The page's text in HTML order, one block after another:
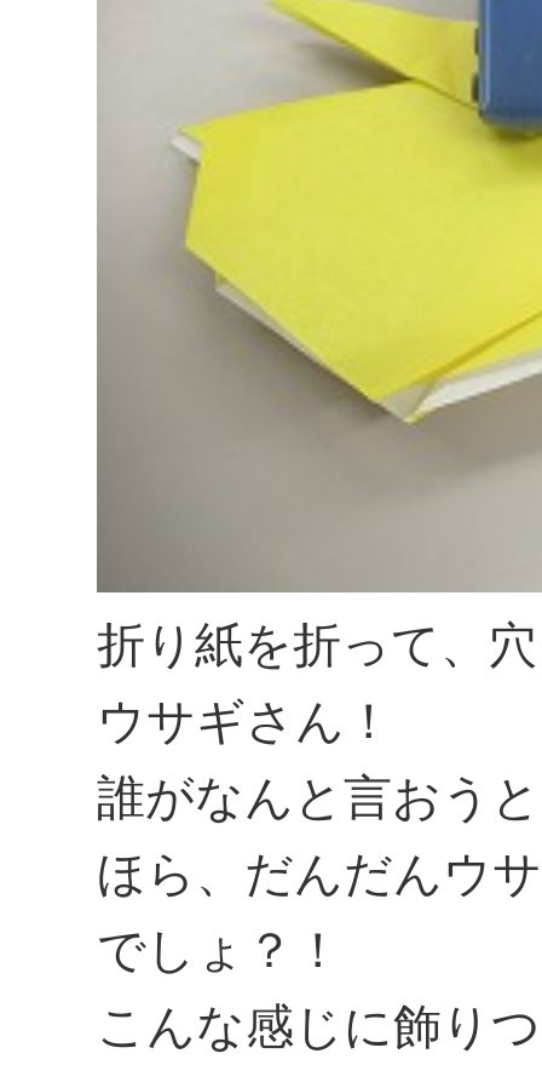
折り紙を折って、
ウサギさん！
誰がなんと言おう
ほら、だんだんウ
でしょ？！
こんな感じに飾り